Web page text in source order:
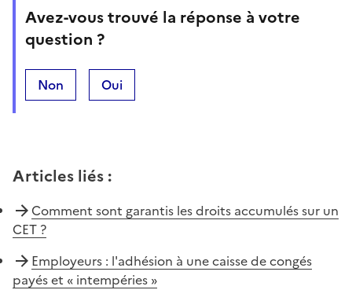
Avez-vous trouvé la réponse à votre
question ?
Non Oui
Articles liés :
Comment sont garantis les droits accumulés sur un
CET ?
Employeurs : l'adhésion à une caisse de congés
payés et « intempéries »